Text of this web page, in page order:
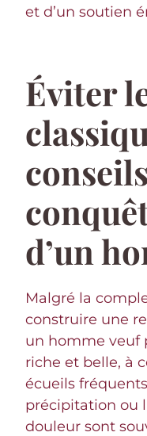
et d’un soutien
Éviter
d’un
Malgré la
construire une
un homme veuf
riche et belle, à
écueils
précipitation ou
douleur sont